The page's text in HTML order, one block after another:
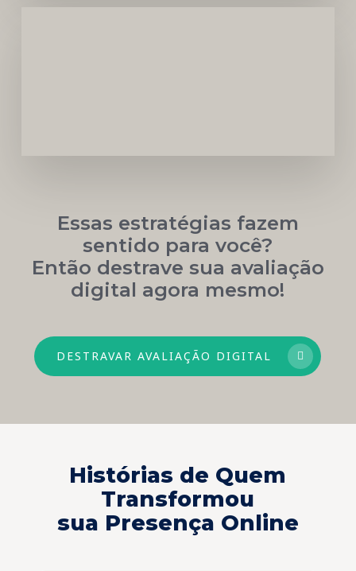
Essas estratégias fazem
sentido para você?
Então destrave sua avaliação
digital agora mesmo!
DESTRAVAR AVALIAÇÃO DIGITAL
Histórias de Quem
Transformou
sua Presença Online